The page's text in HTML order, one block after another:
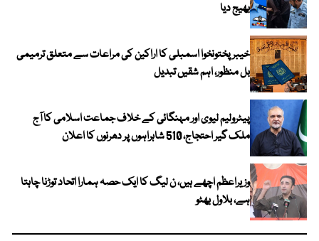
بھیج دیا
خیبرپختونخوا اسمبلی کا اراکین کی مراعات سے متعلق ترمیمی
بل منظور، اہم شقیں تبدیل
پیٹرولیم لیوی اور مہنگائی کے خلاف جماعت اسلامی کا آج
ملک گیر احتجاج، 510 شاہراہوں پر دھرنوں کا اعلان
وزیراعظم اچھے ہیں، ن لیگ کا ایک حصہ ہمارا اتحاد توڑنا چاہتا
ہے، بلاول بھٹو